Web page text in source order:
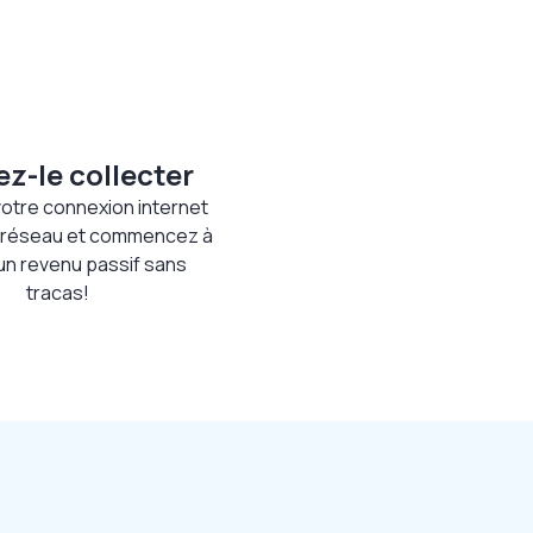
le collecter
connexion internet
et commencez à
revenu passif sans
tracas!